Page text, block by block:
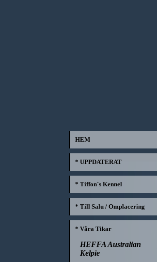
HEM
* UPPDATERAT
* Tiffon´s Kennel
* Till Salu / Omplacering
* Våra Tikar
HEFFA Australian
Kelpie